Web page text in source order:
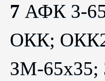
7 АФК 3-
ОКК;
ЗМ-65х35;